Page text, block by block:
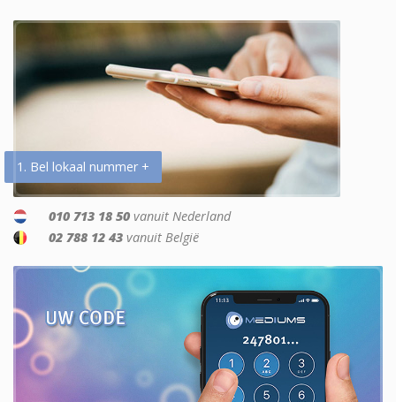
1. Bel lokaal nummer +
010 713 18 50 vanuit Nederland
02 788 12 43 vanuit België